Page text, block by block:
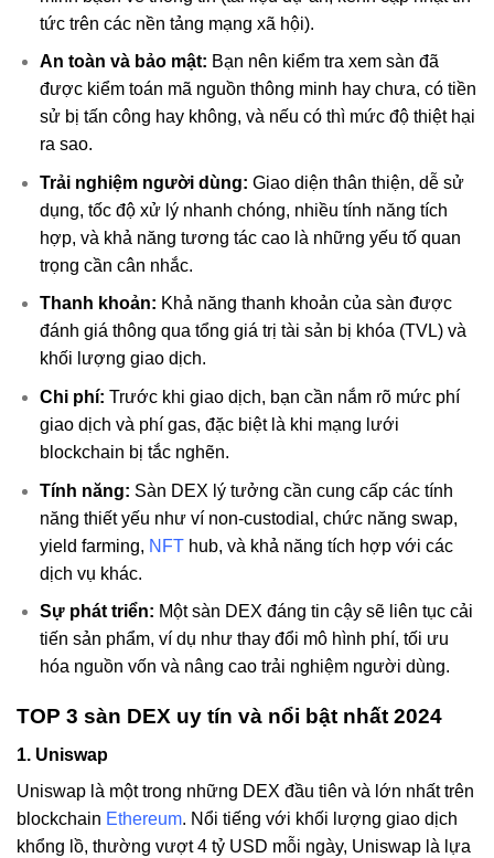
tức trên các nền tảng mạng xã hội).
An toàn và bảo mật: Bạn nên kiểm tra xem sàn đã
được kiểm toán mã nguồn thông minh hay chưa, có tiền
sử bị tấn công hay không, và nếu có thì mức độ thiệt hại
ra sao.
Trải nghiệm người dùng: Giao diện thân thiện, dễ sử
dụng, tốc độ xử lý nhanh chóng, nhiều tính năng tích
hợp, và khả năng tương tác cao là những yếu tố quan
trọng cần cân nhắc.
Thanh khoản: Khả năng thanh khoản của sàn được
đánh giá thông qua tổng giá trị tài sản bị khóa (TVL) và
khối lượng giao dịch.
Chi phí: Trước khi giao dịch, bạn cần nắm rõ mức phí
giao dịch và phí gas, đặc biệt là khi mạng lưới
blockchain bị tắc nghẽn.
Tính năng: Sàn DEX lý tưởng cần cung cấp các tính
năng thiết yếu như ví non-custodial, chức năng swap,
yield farming, NFThub, và khả năng tích hợp với các
dịch vụ khác.
Sự phát triển: Một sàn DEX đáng tin cậy sẽ liên tục cải
tiến sản phẩm, ví dụ như thay đổi mô hình phí, tối ưu
hóa nguồn vốn và nâng cao trải nghiệm người dùng.
TOP 3 sàn DEX uy tín và nổi bật nhất 2024
1. Uniswap
Uniswap là một trong những DEX đầu tiên và lớn nhất trên
blockchain Ethereum. Nổi tiếng với khối lượng giao dịch
khổng lồ, thường vượt 4 tỷ USD mỗi ngày, Uniswap là lựa